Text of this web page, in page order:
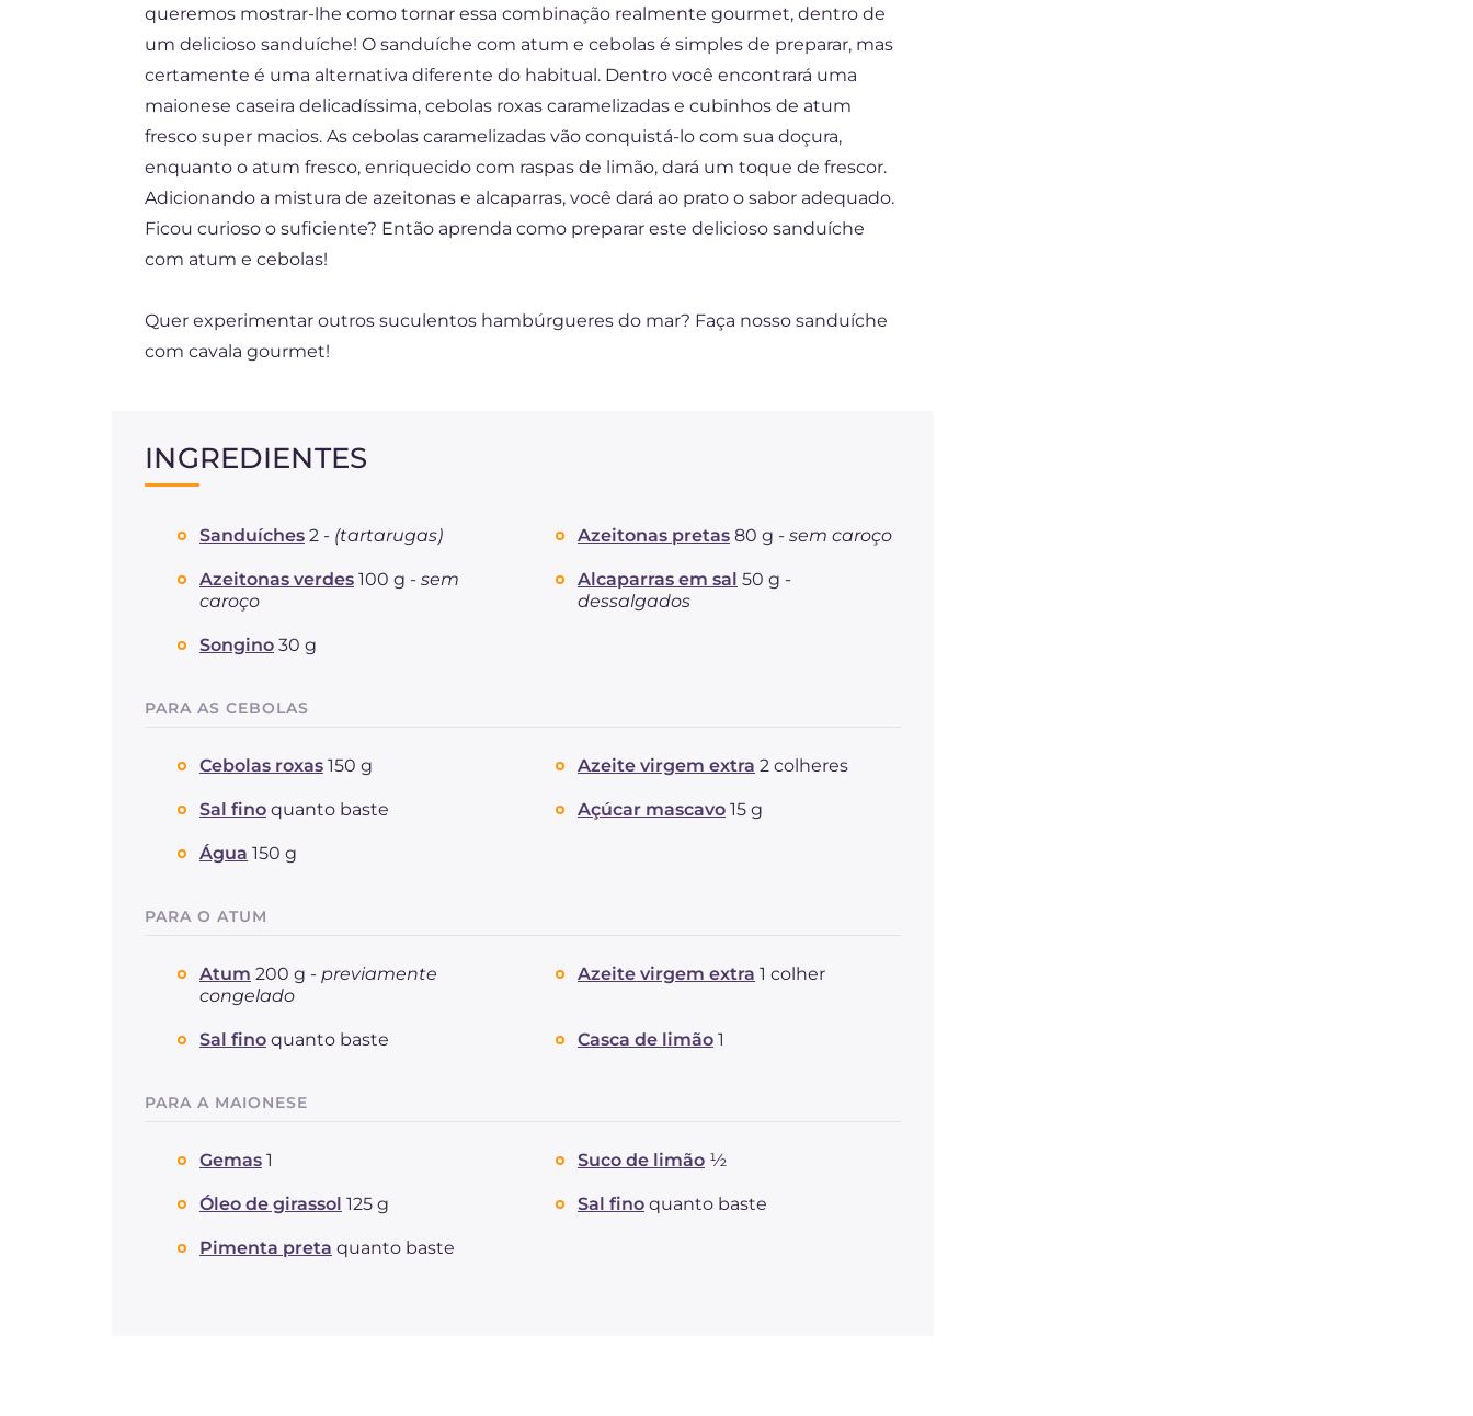
queremos mostrar-lhe como tornar essa combinação realmente gourmet, dentro de
um delicioso sanduíche! O sanduíche com atum e cebolas é simples de preparar, mas
certamente é uma alternativa diferente do habitual. Dentro você encontrará uma
maionese caseira delicadíssima, cebolas roxas caramelizadas e cubinhos de atum
fresco super macios. As cebolas caramelizadas vão conquistá-lo com sua doçura,
enquanto o atum fresco, enriquecido com raspas de limão, dará um toque de frescor.
Adicionando a mistura de azeitonas e alcaparras, você dará ao prato o sabor adequado.
Ficou curioso o suficiente? Então aprenda como preparar este delicioso sanduíche
com atum e cebolas!
Quer experimentar outros suculentos hambúrgueres do mar? Faça nosso sanduíche
com cavala gourmet!
INGREDIENTES
Sanduíches 2 - (tartarugas) Azeitonas pretas 80 g - sem caroço
Azeitonas verdes 100 g - sem
caroço
Alcaparras em sal 50 g -
dessalgados
Songino 30 g
PARA AS CEBOLAS
Cebolas roxas 150 g Azeite virgem extra 2 colheres
Sal fino quanto baste Açúcar mascavo 15 g
Água 150 g
PARA O ATUM
Atum 200 g - previamente
congelado
Azeite virgem extra 1 colher
Sal fino quanto baste Casca de limão 1
PARA A MAIONESE
Gemas 1 Suco de limão ½
Óleo de girassol 125 g Sal fino quanto baste
Pimenta preta quanto baste